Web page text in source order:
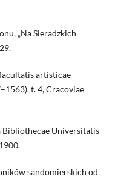
„Na Sieradzkich
artisticae
t. 4, Cracoviae
Bibliothecae Universitatis
sandomierskich od